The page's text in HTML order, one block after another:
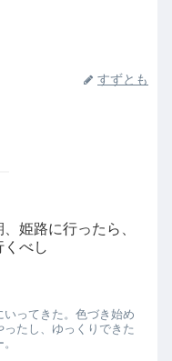
すずとも
姫路に行ったら、
くべし
ってきた。色づき始め
たし、ゆっくりできた